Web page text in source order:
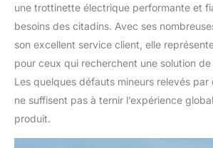
une trottinette électrique performante et
besoins des citadins. Avec ses
son excellent service client, elle
pour ceux qui recherchent une solution
Les quelques défauts mineurs relevés
ne suffisent pas à ternir l’expérience
produit.